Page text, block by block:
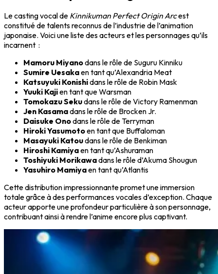
Le casting vocal de Kinnikuman Perfect Origin Arcest
constitué de talents reconnus de l’industrie de l’animation
japonaise. Voici une liste des acteurs et les personnages qu’ils
incarnent :
Mamoru Miyanodans le rôle de Suguru Kinniku
Sumire Uesakaen tant qu’Alexandria Meat
Katsuyuki Konishidans le rôle de Robin Mask
Yuuki Kajien tant que Warsman
Tomokazu Sekudans le rôle de Victory Ramenman
Jen Kasamadans le rôle de Brocken Jr.
Daisuke Onodans le rôle de Terryman
Hiroki Yasumotoen tant que Buffaloman
Masayuki Katoudans le rôle de Benkiman
Hiroshi Kamiyaen tant qu’Ashuraman
Toshiyuki Morikawadans le rôle d’Akuma Shougun
Yasuhiro Mamiyaen tant qu’Atlantis
Cette distribution impressionnante promet une immersion
totale grâce à des performances vocales d’exception. Chaque
acteur apporte une profondeur particulière à son personnage,
contribuant ainsi à rendre l’anime encore plus captivant.